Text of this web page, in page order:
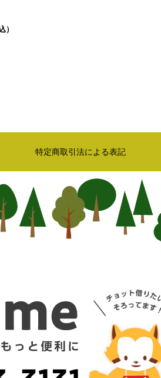
）
特定商取引法による表記